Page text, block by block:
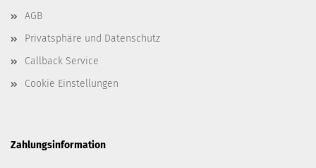
AGB
Privatsphäre und Datenschutz
Callback Service
Cookie Einstellungen
Zahlungsinformation